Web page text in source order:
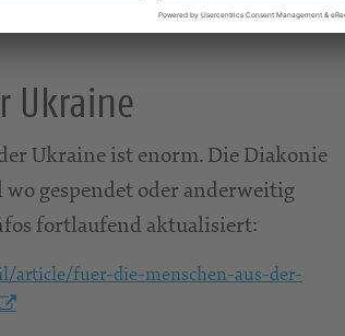
Ukraine
Ukraine ist enorm. Die Diakonie
gespendet oder anderweitig
fortlaufend aktualisiert:
article/fuer-die-menschen-aus-der-